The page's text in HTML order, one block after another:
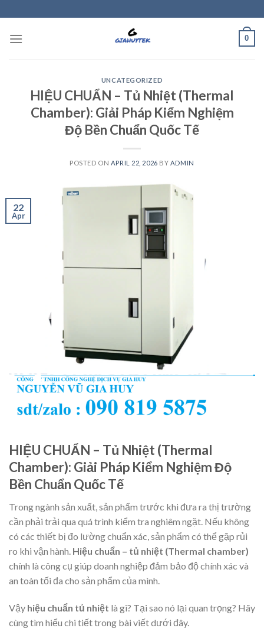
to
content
0
UNCATEGORIZED
HIỆU CHUẨN – Tủ Nhiệt (Thermal
Chamber): Giải Pháp Kiểm Nghiệm
Độ Bền Chuẩn Quốc Tế
POSTED ON APRIL 22, 2026 BY ADMIN
22
Apr
HIỆU CHUẨN – Tủ Nhiệt (Thermal
Chamber): Giải Pháp Kiểm Nghiệm Độ
Bền Chuẩn Quốc Tế
Trong ngành sản xuất, sản phẩm trước khi đưa ra thị trường
cần phải trải qua quá trình kiểm tra nghiêm ngặt. Nếu không
có các thiết bị đo lường chuẩn xác, sản phẩm có thể gặp rủi
ro khi vận hành. Hiệu chuẩn – tủ nhiệt (Thermal chamber)
chính là công cụ giúp doanh nghiệp đảm bảo độ chính xác và
an toàn tối đa cho sản phẩm của mình.
Vậy hiệu chuẩn tủ nhiệt là gì? Tại sao nó lại quan trọng? Hãy
cùng tìm hiểu chi tiết trong bài viết dưới đây.